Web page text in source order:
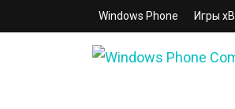
Windows Phone Игры